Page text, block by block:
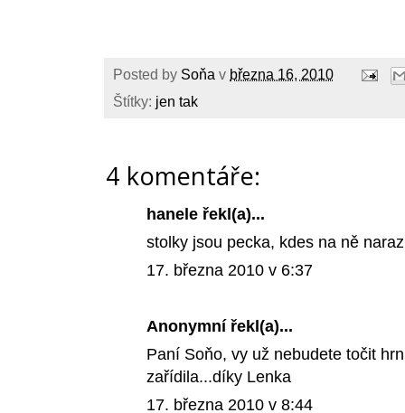
Posted by Soňa v března 16, 2010
Štítky: jen tak
4 komentáře:
hanele řekl(a)...
stolky jsou pecka, kdes na ně
17. března 2010 v 6:37
Anonymní řekl(a)...
Paní Soňo, vy už nebudete točit
zařídila...díky Lenka
17. března 2010 v 8:44